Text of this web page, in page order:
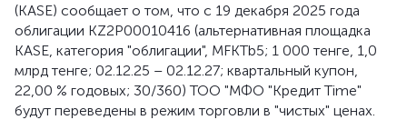
(KASE) сообщает о том, что с 19 декабря 2025 года
облигации KZ2P00010416 (альтернативная площадка
KASE, категория "облигации", MFKTb5; 1 000 тенге, 1,0
млрд тенге; 02.12.25 – 02.12.27; квартальный купон,
22,00 % годовых; 30/360) ТОО "МФО "Кредит Time"
будут переведены в режим торговли в "чистых" ценах.